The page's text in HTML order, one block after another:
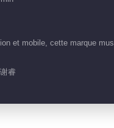
et mobile, cette marque
睿